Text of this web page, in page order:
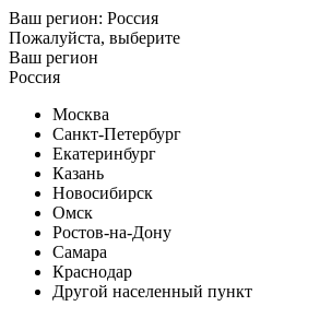
Ваш регион: Россия
Пожалуйста, выберите
Ваш регион
Россия
Москва
Санкт-Петербург
Екатеринбург
Казань
Новосибирск
Омск
Ростов-на-Дону
Самара
Краснодар
Другой населенный пункт